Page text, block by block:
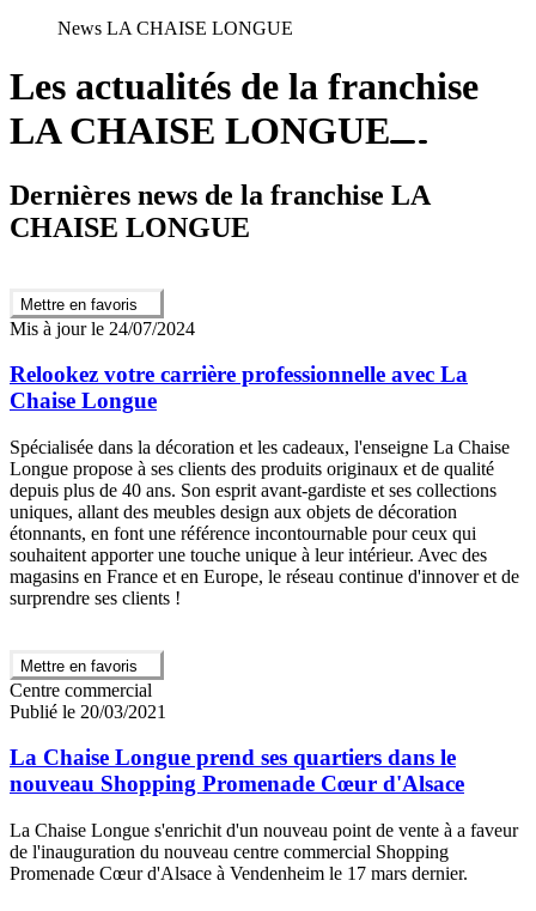
News LA CHAISE LONGUE
Les actualités de la franchise
LA CHAISE LONGUE
Dernières news de la franchise LA
CHAISE LONGUE
Mettre en favoris
Mis à jour le 24/07/2024
Relookez votre carrière professionnelle avec La
Chaise Longue
Spécialisée dans la décoration et les cadeaux, l'enseigne La Chaise
Longue propose à ses clients des produits originaux et de qualité
depuis plus de 40 ans. Son esprit avant-gardiste et ses collections
uniques, allant des meubles design aux objets de décoration
étonnants, en font une référence incontournable pour ceux qui
souhaitent apporter une touche unique à leur intérieur. Avec des
magasins en France et en Europe, le réseau continue d'innover et de
surprendre ses clients !
Mettre en favoris
Centre commercial
Publié le 20/03/2021
La Chaise Longue prend ses quartiers dans le
nouveau Shopping Promenade Cœur d'Alsace
La Chaise Longue s'enrichit d'un nouveau point de vente à a faveur
de l'inauguration du nouveau centre commercial Shopping
Promenade Cœur d'Alsace à Vendenheim le 17 mars dernier.